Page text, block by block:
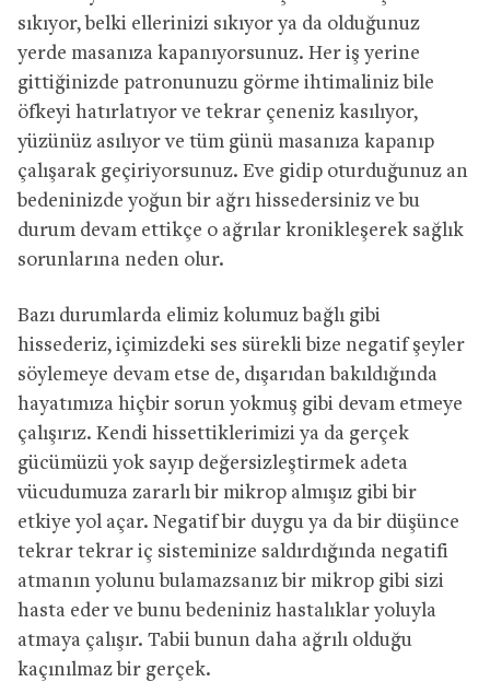
sıkıyor, belki ellerinizi sıkıyor ya da olduğunuz
yerde masanıza kapanıyorsunuz. Her iş yerine
gittiğinizde patronunuzu görme ihtimaliniz bile
öfkeyi hatırlatıyor ve tekrar çeneniz kasılıyor,
yüzünüz asılıyor ve tüm günü masanıza kapanıp
çalışarak geçiriyorsunuz. Eve gidip oturduğunuz an
bedeninizde yoğun bir ağrı hissedersiniz ve bu
durum devam ettikçe o ağrılar kronikleşerek sağlık
sorunlarına neden olur.
Bazı durumlarda elimiz kolumuz bağlı gibi
hissederiz, içimizdeki ses sürekli bize negatif şeyler
söylemeye devam etse de, dışarıdan bakıldığında
hayatımıza hiçbir sorun yokmuş gibi devam etmeye
çalışırız. Kendi hissettiklerimizi ya da gerçek
gücümüzü yok sayıp değersizleştirmek adeta
vücudumuza zararlı bir mikrop almışız gibi bir
etkiye yol açar. Negatif bir duygu ya da bir düşünce
tekrar tekrar iç sisteminize saldırdığında negatifi
atmanın yolunu bulamazsanız bir mikrop gibi sizi
hasta eder ve bunu bedeniniz hastalıklar yoluyla
atmaya çalışır. Tabii bunun daha ağrılı olduğu
kaçınılmaz bir gerçek.